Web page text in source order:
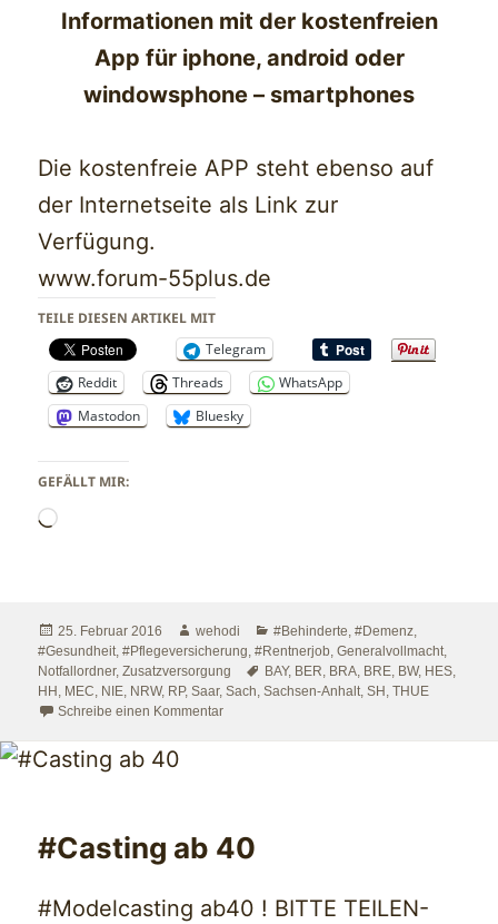
Informationen mit der kostenfreien
App für iphone, android oder
windowsphone – smartphones
Die kostenfreie APP steht ebenso auf
der Internetseite als Link zur
Verfügung.
www.forum-55plus.de
TEILE DIESEN ARTIKEL MIT
Telegram
Reddit
Threads
WhatsApp
Mastodon
Bluesky
GEFÄLLT MIR:
Wird
Veröffentlicht
am
25. Februar 2016 Autor
wehodi Kategorien
#Behinderte,#Demenz,
#Gesundheit,#Pflegeversicherung,#Rentnerjob,Generalvollmacht,
Notfallordner,Zusatzversorgung Schlagwörter
BAY, BER, BRA, BRE, BW, HES,
HH, MEC, NIE, NRW, RP,Saar,Sach,Sachsen-Anhalt,SH,THUE
Schreibe einen Kommentarzu #Pflegepflichtversicherung
#Casting ab 40
#Modelcasting ab40 ! BITTE TEILEN-